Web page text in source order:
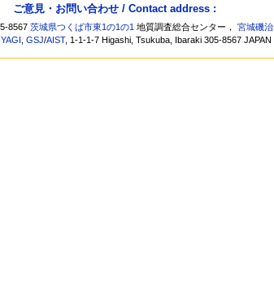
ご意見・お問い合わせ / Contact address :
8567茨城県つくば市東1の1の1 地質調査総合センター，宮城磯治
,GSJ/AIST, 1-1-1-7 Higashi, Tsukuba, Ibaraki 305-8567 JAPAN